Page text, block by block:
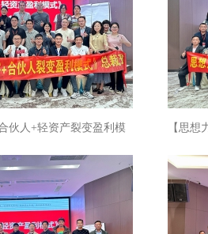
伙人+轻资产裂变盈利模 【思想
式》圆